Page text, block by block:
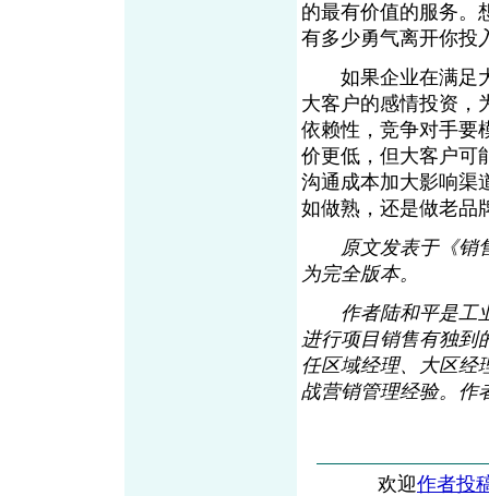
的最有价值的服务。
有多少勇气离开你
如果企业在满足大
大客户的感情投资，
依赖性，竞争对手要
价更低，但大客户可
沟通成本加大影响渠
如做熟，还是做老
原文发表于《销
为完全版本。
作者陆和平是工业
进行项目销售有独到
任区域经理、大区经
战营销管理经验。作
欢迎作者投